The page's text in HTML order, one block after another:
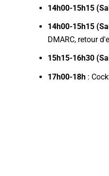
14h00-15h15
14h00-15h15
DMARC, retour
15h15-16h30
17h00-18h :